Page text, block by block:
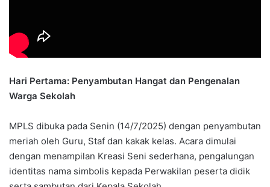
Hari Pertama: Penyambutan Hangat dan Pengenalan
Warga Sekolah
MPLS dibuka pada Senin (14/7/2025) dengan penyambutan
meriah oleh Guru, Staf dan kakak kelas. Acara dimulai
dengan menampilan Kreasi Seni sederhana, pengalungan
identitas nama simbolis kepada Perwakilan peserta didik